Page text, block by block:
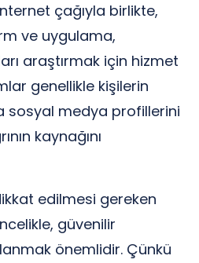
çağıyla birlikte,
ve uygulama,
araştırmak için hizmet
genellikle kişilerin
sosyal medya profillerini
kaynağını
edilmesi gereken
güvenilir
önemlidir. Çünkü